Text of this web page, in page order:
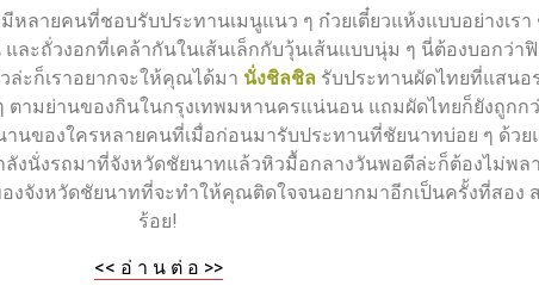
ยคนที่ชอบรับประทานเมนูแนว ๆ ก๋วยเตี๋ยวแห้งแบบอย่างเรา
และถั่วงอกที่เคล้ากันในเส้นเล็กกับวุ้นเส้นแบบนุ่ม ๆ นี่ต้องบอกว่า
ะก็เราอยากจะให้คุณได้มา นั่งชิลชิล รับประทานผัดไทยที่แสนอ
ตามย่านของกินในกรุงเทพมหานครแน่นอน แถมผัดไทยก็ยังถูกก
านของใครหลายคนที่เมื่อก่อนมารับประทานที่ชัยนาทบ่อย ๆ ด้วย
งนั่งรถมาที่จังหวัดชัยนาทแล้วหิวมื้อกลางวันพอดีล่ะก็ต้องไม่พล
องจังหวัดชัยนาทที่จะทำให้คุณติดใจจนอยากมาอีกเป็นครั้งที่สอง
ร้อย!
<< อ่ า น ต่ อ >>